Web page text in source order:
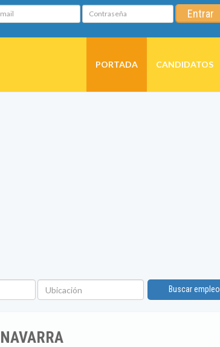
Contraseña Entrar
PORTADA CANDIDATOS
Ubicación
Buscar empleo